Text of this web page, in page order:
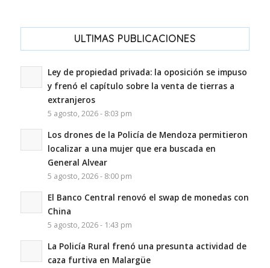
ULTIMAS PUBLICACIONES
Ley de propiedad privada: la oposición se impuso
y frenó el capítulo sobre la venta de tierras a
extranjeros
5 agosto, 2026 - 8:03 pm
Los drones de la Policía de Mendoza permitieron
localizar a una mujer que era buscada en
General Alvear
5 agosto, 2026 - 8:00 pm
El Banco Central renovó el swap de monedas con
China
5 agosto, 2026 - 1:43 pm
La Policía Rural frenó una presunta actividad de
caza furtiva en Malargüe